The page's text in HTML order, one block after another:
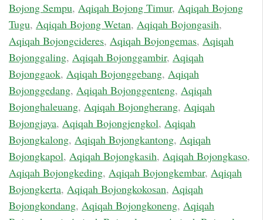
Bojong Sempu, Aqiqah Bojong Timur, Aqiqah Bojong
Tugu, Aqiqah Bojong Wetan, Aqiqah Bojongasih,
Aqiqah Bojongcideres, Aqiqah Bojongemas, Aqiqah
Bojonggaling, Aqiqah Bojonggambir, Aqiqah
Bojonggaok, Aqiqah Bojonggebang, Aqiqah
Bojonggedang, Aqiqah Bojonggenteng, Aqiqah
Bojonghaleuang, Aqiqah Bojongherang, Aqiqah
Bojongjaya, Aqiqah Bojongjengkol, Aqiqah
Bojongkalong, Aqiqah Bojongkantong, Aqiqah
Bojongkapol, Aqiqah Bojongkasih, Aqiqah Bojongkaso,
Aqiqah Bojongkeding, Aqiqah Bojongkembar, Aqiqah
Bojongkerta, Aqiqah Bojongkokosan, Aqiqah
Bojongkondang, Aqiqah Bojongkoneng, Aqiqah